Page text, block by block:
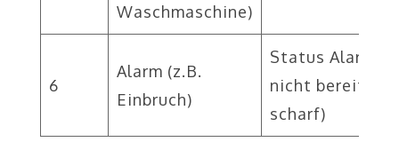
Waschmaschine)
6
Alarm (z.B.
Einbruch)
Status
nicht bereit,
scharf)